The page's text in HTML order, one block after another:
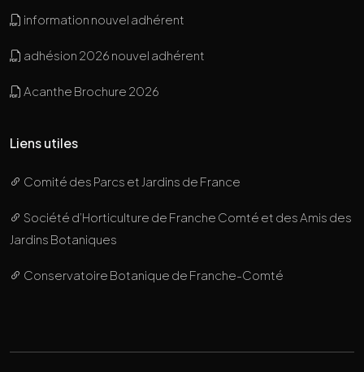
information nouvel adhérent
adhésion 2026 nouvel adhérent
Acanthe Brochure 2026
Liens utiles
Comité des Parcs et Jardins de France
Société d’Horticulture de Franche Comté et des Amis des
Jardins Botaniques
Conservatoire Botanique de Franche-Comté